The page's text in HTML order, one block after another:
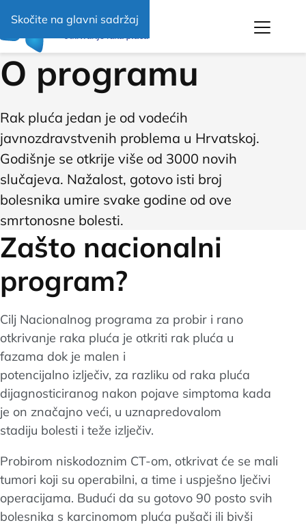
Skočite na glavni sadržaj
O programu
Rak pluća jedan je od vodećih
javnozdravstvenih problema u Hrvatskoj.
Godišnje se otkrije više od 3000 novih
slučajeva. Nažalost, gotovo isti broj
bolesnika umire svake godine od ove
smrtonosne bolesti.
Zašto nacionalni
program?
Cilj Nacionalnog programa za probir i rano
otkrivanje raka pluća je otkriti rak pluća u
fazama dok je malen i
potencijalno izlječiv, za razliku od raka pluća
dijagnosticiranog nakon pojave simptoma kada
je on značajno veći, u uznapredovalom
stadiju bolesti i teže izlječiv.
Probirom niskodoznim CT-om, otkrivat će se mali
tumori koji su operabilni, a time i uspješno lječivi
operacijama. Budući da su gotovo 90 posto svih
bolesnika s karcinomom pluća pušači ili bivši